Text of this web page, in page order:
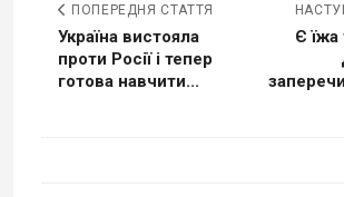
ПОПЕРЕДНЯ СТАТТЯ
Україна вистояла
проти Росії і тепер
готова навчити...
Є їжа